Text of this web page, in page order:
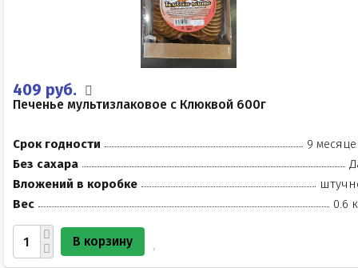
409 руб.
Печенье мультизлаковое с Клюквой 600г
Срок годности
9
Без сахара
Вложений в коробке
Вес
0.6
В корзину